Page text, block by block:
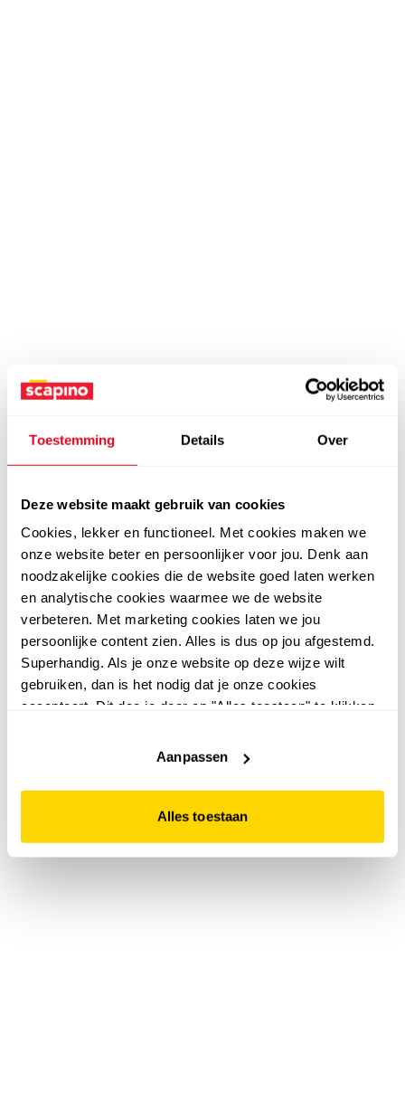
Toestemming Details Over
Deze website maakt gebruik van cookies
Cookies, lekker en functioneel. Met cookies maken we
onze website beter en persoonlijker voor jou. Denk aan
noodzakelijke cookies die de website goed laten werken
en analytische cookies waarmee we de website
verbeteren. Met marketing cookies laten we jou
persoonlijke content zien. Alles is dus op jou afgestemd.
Superhandig. Als je onze website op deze wijze wilt
gebruiken, dan is het nodig dat je onze cookies
accepteert. Dit doe je door op "Alles toestaan" te klikken.
website niet optimaal functioneert.
Aanpassen
Alles toestaan